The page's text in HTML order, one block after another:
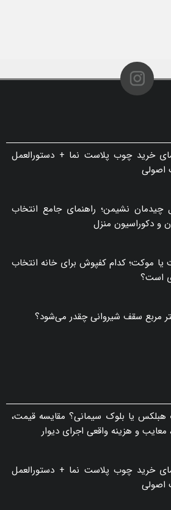
خرید چوب پلاست نما + دستورالعمل
چیدمان نشیمن؛ راهنمای جامع انتخاب
و دکوراسیون منزل
موکت؛ کدام کفپوش برای خانه انتخاب
است؟
مربع سقف شیروانی چقدر می‌شود؟
یا بلوک سیمانی؟ مقایسه قیمت،
معایب و هزینه واقعی اجرای دیوار
خرید چوب پلاست نما + دستورالعمل